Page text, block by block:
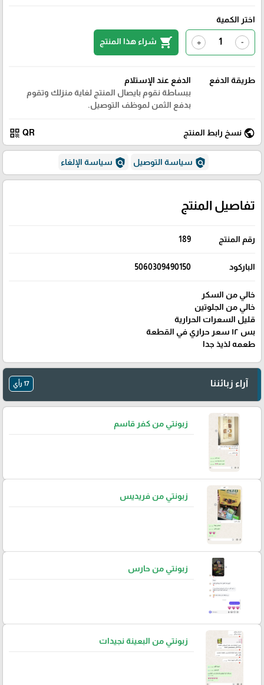
اختر الكمية
-
+
shopping_cart شراء هذا المنتج
طريقة الدفع
الدفع عند الإستلام
ببساطة نقوم بايصال المنتج لغاية منزلك وتقوم
بدفع الثمن لموظف التوصيل.
public نسخ رابط المنتج QR
qr_code
policy سياسة التوصيل policy سياسة الإلغاء
تفاصيل المنتج
رقم المنتج 189
الباركود 5060309490150
خالي من السكر
خالي من الجلوتين
قليل السعرات الحرارية
بس ١٢ سعر حراري في القطعة
طعمه لذيذ جدا
آراء زبائننا 17 رأي
زبونتي من كفر قاسم
زبونتي من فريديس
زبونتي من حارس
زبونتي من البعينة نجيدات